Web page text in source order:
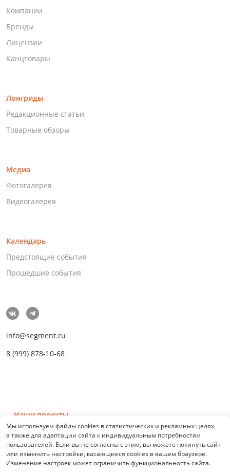
Компании
Бренды
Лицензии
Канцтовары
Лонгриды
Редакционные статьи
Товарные обзоры
Медиа
Фотогалерея
Видеогалерея
Календарь
Предстоящие события
Прошедшие события
info@segment.ru
8 (999) 878-10-68
Наши проекты
© 2026 СЕГМЕНТ. Все права защищены. 0.21076
Мы используем файлы cookies в статистических и рекламных целях,
а также для адаптации сайта к индивидуальным потребностям
пользователей. Если вы не согласны с этим, вы можете покинуть сайт
или изменить настройки, касающиеся cookies в вашем браузере.
Изменение настроек может ограничить функциональность сайта.